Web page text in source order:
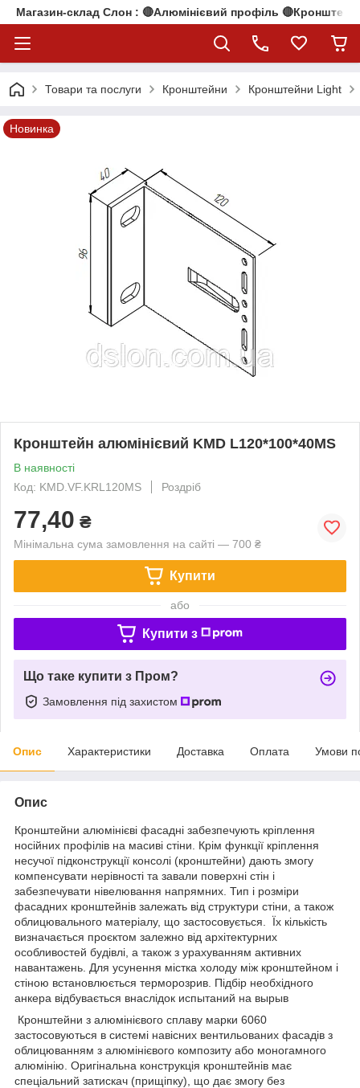
Магазин-склад Слон : 🔴Алюмінієвий профіль
Товари та послуги Кронштейни Кронштейни Light
Новинка
Кронштейн алюмінієвий KMD L120*100*40МS
В наявності
Код: KMD.VF.KRL120МS
Роздріб
77,40 ₴
Мінімальна сума замовлення на сайті — 700 ₴
Купити
або
Купити з
Що таке купити з Пром?
Замовлення під захистом
Опис Характеристики Доставка Оплата Умови
Опис
Кронштейни алюмінієві фасадні забезпечують кріплення
носійних профілів на масиві стіни. Крім функції кріплення
несучої підконструкції консолі (кронштейни) дають змогу
компенсувати нерівності та завали поверхні стін і
забезпечувати нівелювання напрямних. Тип і розміри
фасадних кронштейнів залежать від структури стіни, а також
облицювального матеріалу, що застосовується. Їх кількість
визначається проєктом залежно від архітектурних
особливостей будівлі, а також з урахуванням активних
навантажень. Для усунення містка холоду між кронштейном і
стіною встановлюється терморозрив. Підбір необхідного
анкера відбувається внаслідок испытаний на вырыв
Кронштейни з алюмінієвого сплаву марки 6060
застосовуються в системі навісних вентильованих фасадів з
облицюванням з алюмінієвого композиту або моногамного
алюмінію. Оригінальна конструкція кронштейнів має
спеціальний затискач (прищіпку), що дає змогу без